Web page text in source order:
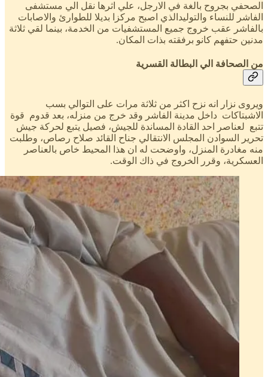
الصحفي بجروح بالغة في الارجل، علي اثرها نقل الي مستشفى
الفاشر للنساء والتوليدالذي اصبح مركزا بديلا للطوارئ والاصابات
بالفاشر عقب خروج جميع المستشفيات من الخدمة، بينما لقي ثلاثة
مدنين حتفهم كانو برفقته بذات المكان.
من الصحافة الي البطالة القسرية
ويروى نزار انه نزح اكثر من ثلاثة مرات على التوالي بسب
الاشبتاكات داخل مدينة الفاشر وقد خرج من منزله، بعد قدوم قوة
تتبع لعناصر احد القادة المساندة للجيش، فصيل يتبع لحركة جيش
تحرير السوادن المجلس الانتقالي جناح القائد صلاح رصاص، وطلبت
منه مغادرة المنزل، واوضحت له ان هذا المحيط خاص بالعناصر
العسكرية، وقرر الخروج في ذاك الوقت.